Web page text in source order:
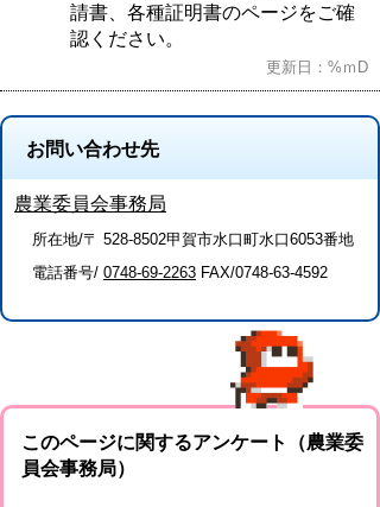
請書、各種証明書のページをご確
認ください。
更新日：%ｍD
お問い合わせ先
農業委員会事務局
所在地/〒 528-8502甲賀市水口町水口6053番地
電話番号/ 0748-69-2263 FAX/0748-63-4592
このページに関するアンケート（農業委
員会事務局）